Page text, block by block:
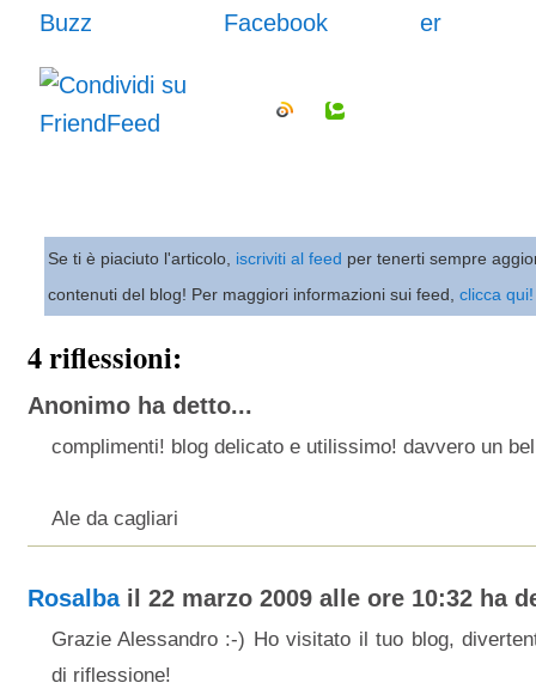
Se ti è piaciuto l'articolo, iscriviti al feed per tenerti sempre
contenuti del blog! Per maggiori informazioni sui feed, clicca qui!
4 riflessioni:
Anonimo ha detto...
complimenti! blog delicato e utilissimo! davvero un
Ale da cagliari
Rosalbail 22 marzo 2009 alle ore 10:32 ha
Grazie Alessandro :-) Ho visitato il tuo blog,
di riflessione!